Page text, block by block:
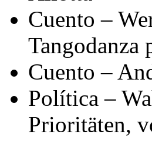
Cuento –
Tangodanza
Cuento –
Política –
Prioritäten,